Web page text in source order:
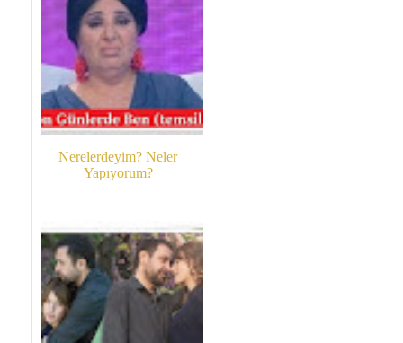
Nerelerdeyim? Neler
Yapıyorum?